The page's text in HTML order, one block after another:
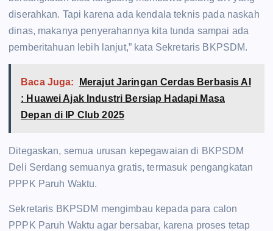
diserahkan. Tapi karena ada kendala teknis pada naskah
dinas, makanya penyerahannya kita tunda sampai ada
pemberitahuan lebih lanjut,” kata Sekretaris BKPSDM.
Baca Juga:
Merajut Jaringan Cerdas Berbasis AI
: Huawei Ajak Industri Bersiap Hadapi Masa
Depan di IP Club 2025
Ditegaskan, semua urusan kepegawaian di BKPSDM
Deli Serdang semuanya gratis, termasuk pengangkatan
PPPK Paruh Waktu.
Sekretaris BKPSDM mengimbau kepada para calon
PPPK Paruh Waktu agar bersabar, karena proses tetap